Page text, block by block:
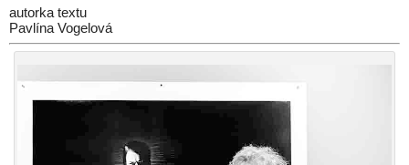
autorka textu
Pavlína Vogelová